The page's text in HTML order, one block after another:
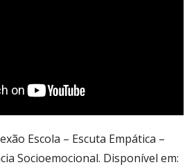
Escola – Escuta Empática –
Socioemocional. Disponível em: